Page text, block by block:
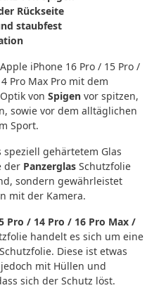
Rückseite
staubfest
iPhone 16 Pro / 15 Pro /
Pro Max Pro mit dem
von Spigen vor spitzen,
sowie vor dem alltäglichen
Sport.
gehärtetem Glas
der Panzerglas Schutzfolie
sondern gewährleistet
mit der Kamera.
Pro / 14 Pro / 16 Pro Max /
handelt es sich um eine
Diese ist etwas
mit Hüllen und
sich der Schutz löst.